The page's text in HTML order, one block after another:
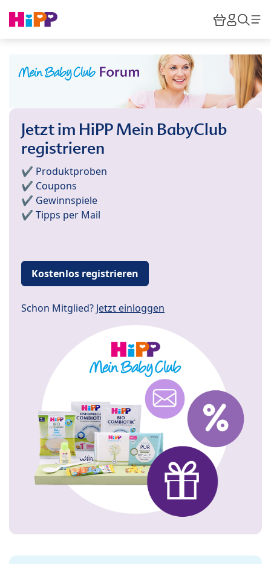
HiPP
Jetzt im HiPP Mein BabyClub
registrieren
✔️ Produktproben
✔️ Coupons
✔️ Gewinnspiele
✔️ Tipps per Mail
Kostenlos registrieren
Schon Mitglied? Jetzt einloggen